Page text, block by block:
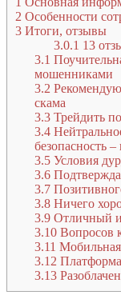
2 Особенности
3 Итоги, отзывы
3.0.1 13
3.1
мошенниками
3.2
скама
3.3 Трейдить
3.4
безопасность
3.5 Условия
3.6
3.7
3.8 Ничего
3.9 Отличный
3.10 Вопросов
3.11
3.12
3.13